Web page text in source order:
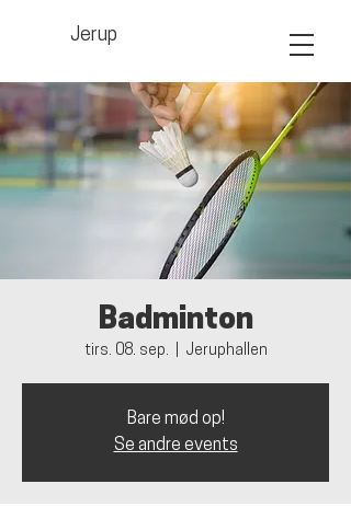
Jerup
Badminton
tirs. 08. sep. Jeruphallen
Bare mød op!
Se andre events